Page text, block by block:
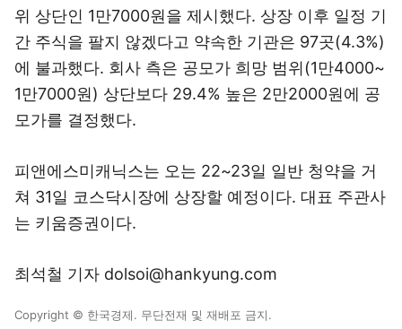
위 상단인 1만7000원을 제시했다. 상장 이후 일정 기
간 주식을 팔지 않겠다고 약속한 기관은 97곳(4.3%)
에 불과했다. 회사 측은 공모가 희망 범위(1만4000~
1만7000원) 상단보다 29.4% 높은 2만2000원에 공
모가를 결정했다.
피앤에스미캐닉스는 오는 22~23일 일반 청약을 거
쳐 31일 코스닥시장에 상장할 예정이다. 대표 주관사
는 키움증권이다.
최석철 기자 dolsoi@hankyung.com
Copyright © 한국경제. 무단전재 및 재배포 금지.